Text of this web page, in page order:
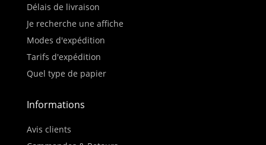
Délais de livraison
Je recherche une affiche
Modes d'expédition
Tarifs d'expédition
Quel type de papier
Informations
Avis clients